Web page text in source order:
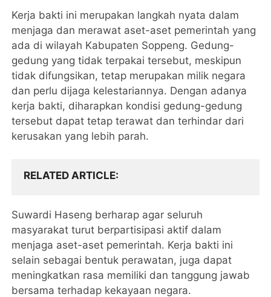
Kerja bakti ini merupakan langkah nyata dalam
menjaga dan merawat aset-aset pemerintah yang
ada di wilayah Kabupaten Soppeng. Gedung-
gedung yang tidak terpakai tersebut, meskipun
tidak difungsikan, tetap merupakan milik negara
dan perlu dijaga kelestariannya. Dengan adanya
kerja bakti, diharapkan kondisi gedung-gedung
tersebut dapat tetap terawat dan terhindar dari
kerusakan yang lebih parah.
RELATED ARTICLE
Suwardi Haseng berharap agar seluruh
masyarakat turut berpartisipasi aktif dalam
menjaga aset-aset pemerintah. Kerja bakti ini
selain sebagai bentuk perawatan, juga dapat
meningkatkan rasa memiliki dan tanggung jawab
bersama terhadap kekayaan negara.